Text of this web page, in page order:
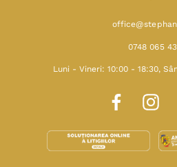
0748 065
Luni - Vineri: 10:00 - 18:30,